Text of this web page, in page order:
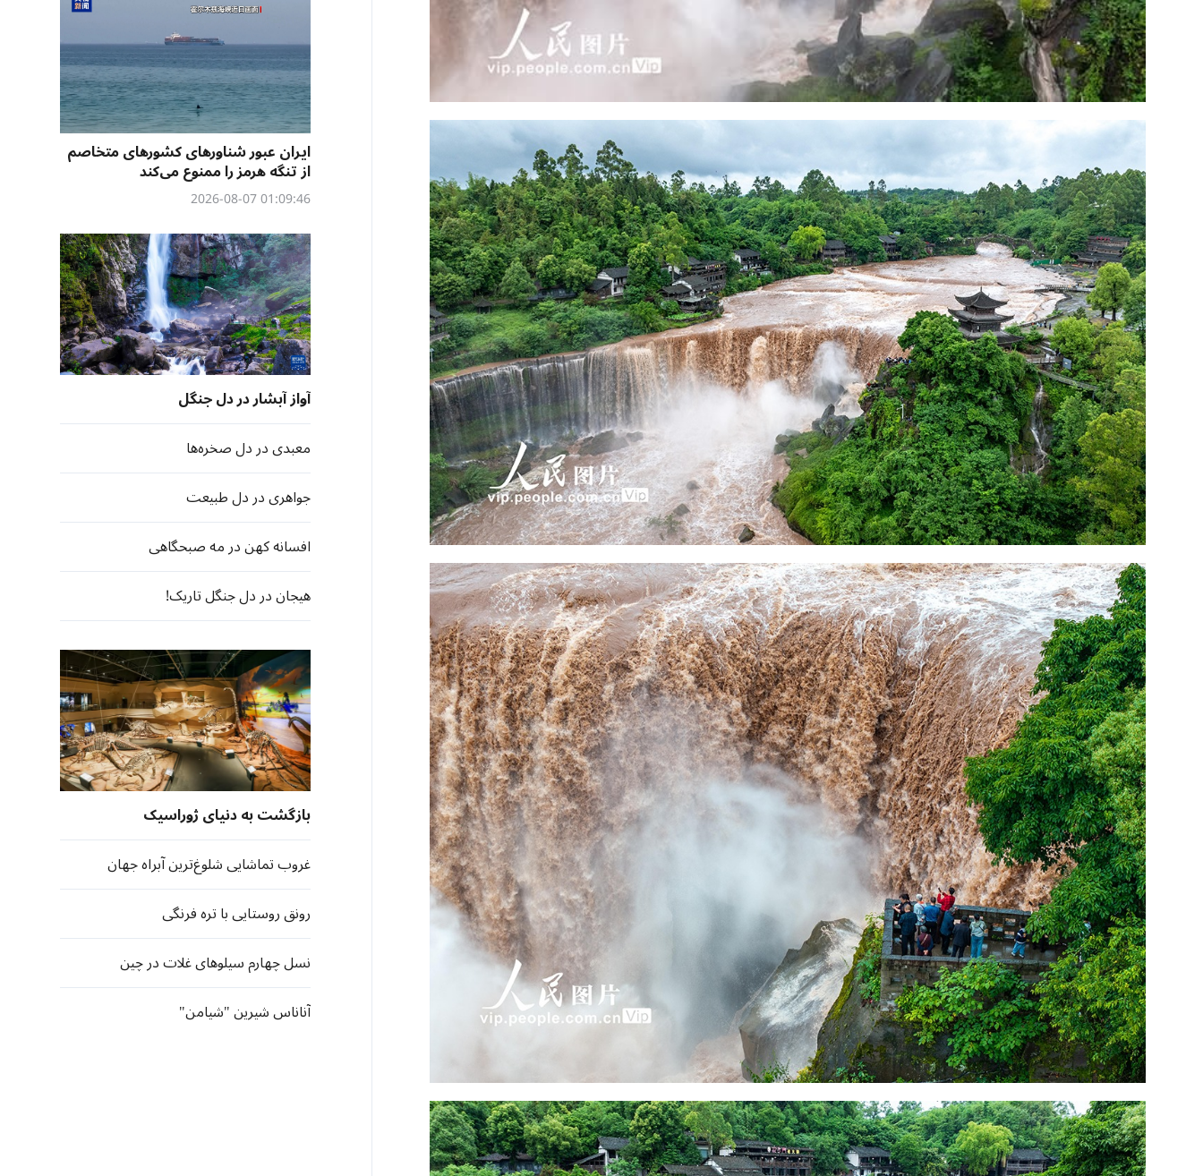
ایران عبور شناورهای کشورهای متخاصم
از تنگه هرمز را ممنوع می‌کند
01:09:46 2026-08-07
آواز آبشار در دل جنگل
معبدی در دل صخره‌ها
جواهری در دل طبیعت
افسانه کهن در مه صبحگاهی
هیجان در دل جنگل تاریک!
بازگشت به دنیای ژوراسیک
غروب تماشایی شلوغ‌ترین آبراه جهان
رونق روستایی با تره فرنگی
نسل چهارم سیلوهای غلات در چین
آناناس شیرین "شیامن"